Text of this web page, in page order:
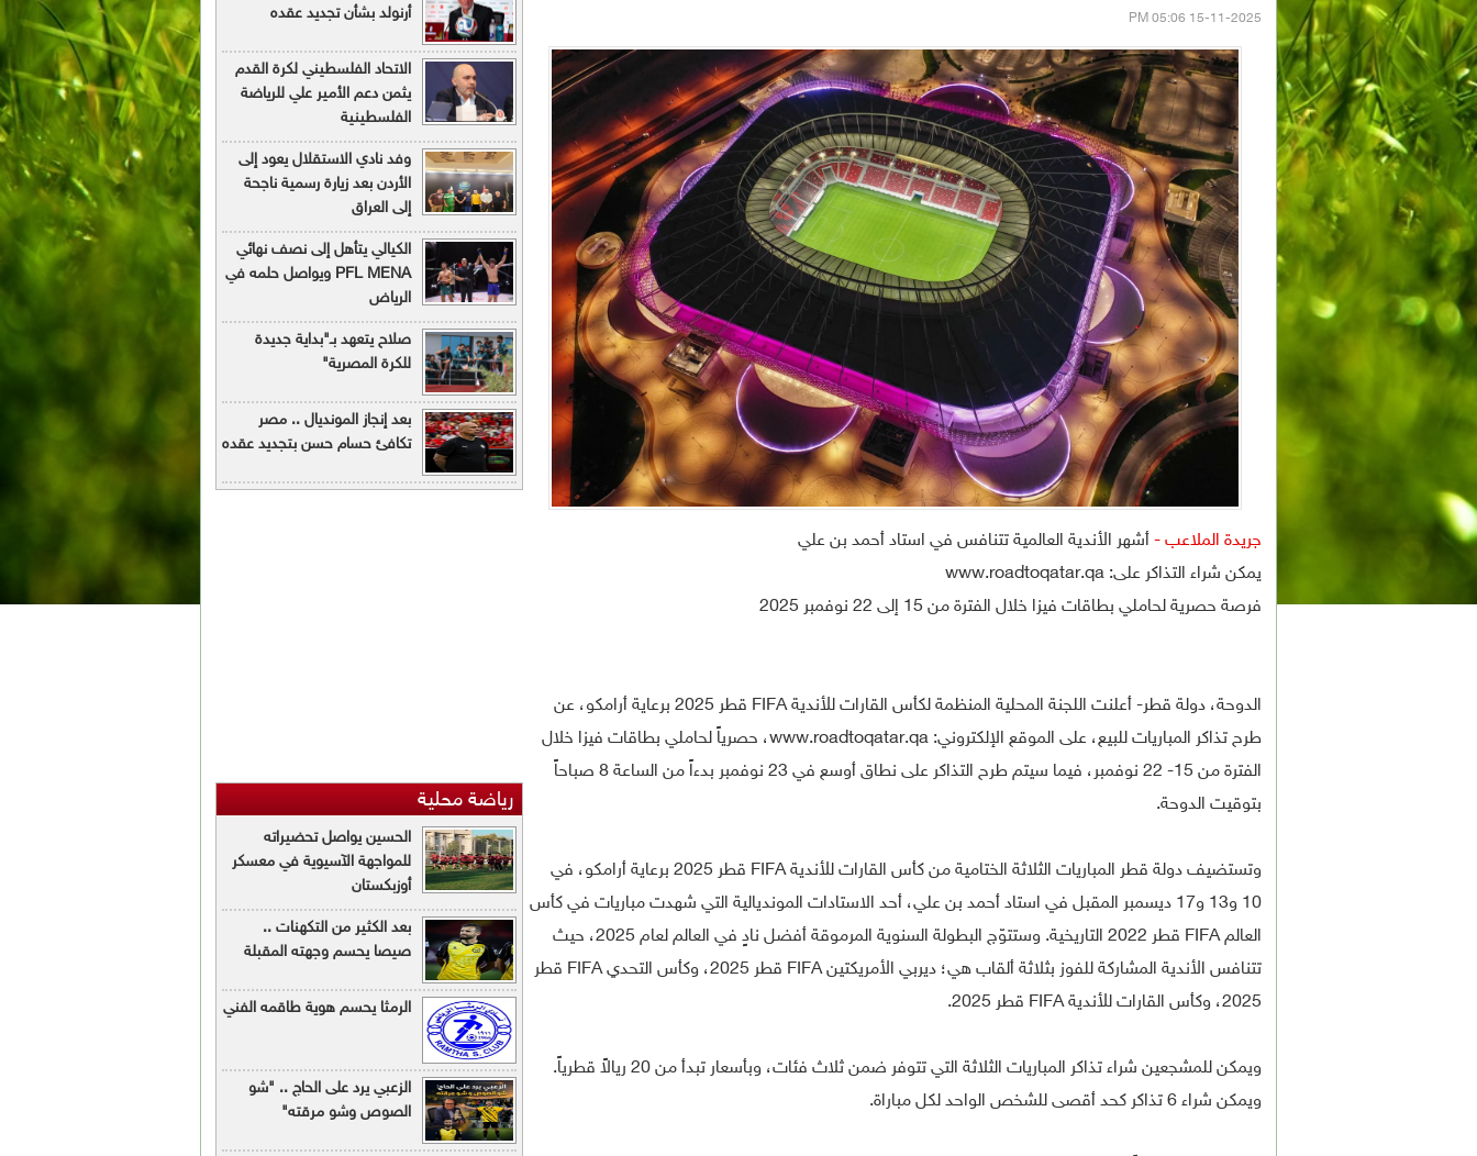
15-11-2025 05:06 PM
جريدة الملاعب - أشهر الأندية العالمية تتنافس في استاد أحمد بن علي
يمكن شراء التذاكر على: www.roadtoqatar.qa
فرصة حصرية لحاملي بطاقات فيزا خلال الفترة من 15 إلى 22 نوفمبر 2025
الدوحة، دولة قطر- أعلنت اللجنة المحلية المنظمة لكأس القارات للأندية FIFA قطر 2025 برعاية أرامكو، عن
طرح تذاكر المباريات للبيع، على الموقع الإلكتروني: www.roadtoqatar.qa، حصرياً لحاملي بطاقات فيزا خلال
الفترة من 15- 22 نوفمبر، فيما سيتم طرح التذاكر على نطاق أوسع في 23 نوفمبر بدءاً من الساعة 8 صباحاً
بتوقيت الدوحة.
وتستضيف دولة قطر المباريات الثلاثة الختامية من كأس القارات للأندية FIFA قطر 2025 برعاية أرامكو، في
10 و13 و17 ديسمبر المقبل في استاد أحمد بن علي، أحد الاستادات المونديالية التي شهدت مباريات في كأس
العالم FIFA قطر 2022 التاريخية. وستتوّج البطولة السنوية المرموقة أفضل نادٍ في العالم لعام 2025، حيث
تتنافس الأندية المشاركة للفوز بثلاثة ألقاب هي؛ ديربي الأمريكتين FIFA قطر 2025، وكأس التحدي FIFA قطر
2025، وكأس القارات للأندية FIFA قطر 2025.
ويمكن للمشجعين شراء تذاكر المباريات الثلاثة التي تتوفر ضمن ثلاث فئات، وبأسعار تبدأ من 20 ريالاً قطرياً.
ويمكن شراء 6 تذاكر كحد أقصى للشخص الواحد لكل مباراة.
أرنولد بشأن تجديد عقده
الاتحاد الفلسطيني لكرة القدم
يثمن دعم الأمير علي للرياضة
الفلسطينية
وفد نادي الاستقلال يعود إلى
الأردن بعد زيارة رسمية ناجحة
إلى العراق
الكيالي يتأهل إلى نصف نهائي
PFL MENA ويواصل حلمه في
الرياض
صلاح يتعهد بـ"بداية جديدة
للكرة المصرية"
بعد إنجاز المونديال .. مصر
تكافئ حسام حسن بتجديد عقده
رياضة محلية
الحسين يواصل تحضيراته
للمواجهة الآسيوية في معسكر
أوزبكستان
بعد الكثير من التكهنات ..
صيصا يحسم وجهته المقبلة
الرمثا يحسم هوية طاقمه الفني
الزعبي يرد على الحاج .. "شو
الصوص وشو مرقته"